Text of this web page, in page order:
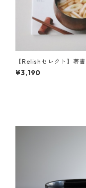
【Relishセレクト】著
教室」とすくいアミのセ
¥3,190